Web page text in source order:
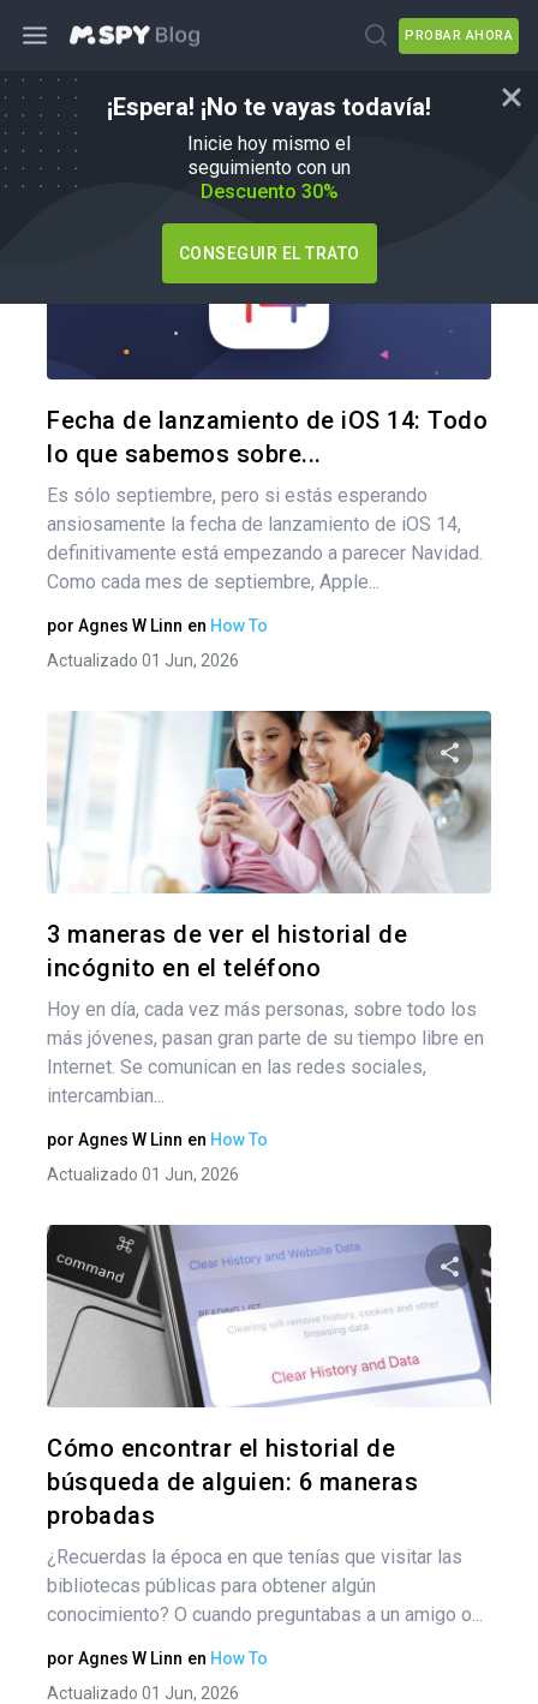
PROBAR AHORA
¡Espera! ¡No te vayas todavía!
Inicie hoy mismo el
seguimiento con un
Descuento 30%
CONSEGUIR EL TRATO
Cómo
Fecha de lanzamiento de iOS 14: Todo
lo que sabemos sobre...
Es sólo septiembre, pero si estás esperando
ansiosamente la fecha de lanzamiento de iOS 14,
definitivamente está empezando a parecer Navidad.
Como cada mes de septiembre, Apple...
por Agnes W Linn en How To
Actualizado 01 Jun, 2026
3 maneras de ver el historial de
incógnito en el teléfono
Hoy en día, cada vez más personas, sobre todo los
más jóvenes, pasan gran parte de su tiempo libre en
Internet. Se comunican en las redes sociales,
intercambian...
por Agnes W Linn en How To
Actualizado 01 Jun, 2026
Cómo encontrar el historial de
búsqueda de alguien: 6 maneras
probadas
¿Recuerdas la época en que tenías que visitar las
bibliotecas públicas para obtener algún
conocimiento? O cuando preguntabas a un amigo o...
por Agnes W Linn en How To
Actualizado 01 Jun, 2026